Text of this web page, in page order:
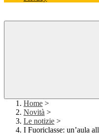
Home >
Novità >
Le notizie >
I Fuoriclasse: un’aula